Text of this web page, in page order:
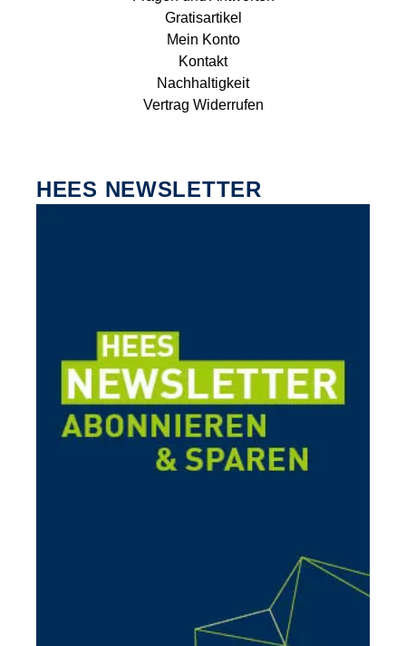
Gratisartikel
Mein Konto
Kontakt
Nachhaltigkeit
Vertrag Widerrufen
HEES NEWSLETTER